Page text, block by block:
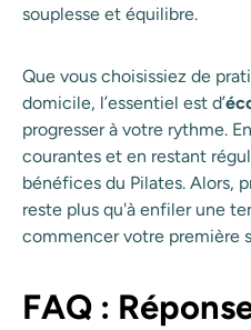
souplesse et équilibre.
Que vous choisissiez de
domicile, l’essentiel est d’
progresser à votre rythme.
courantes et en restant
bénéfices du Pilates. Alors,
reste plus qu'à enfiler une
commencer votre première
FAQ :